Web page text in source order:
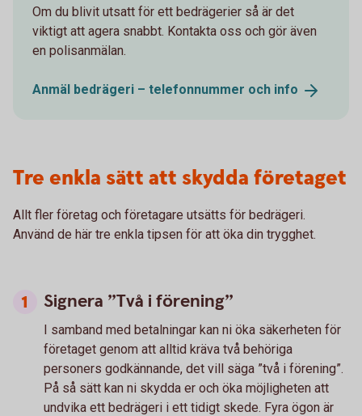
Om du blivit utsatt för ett bedrägerier så är det
viktigt att agera snabbt. Kontakta oss och gör även
en polisanmälan.
Anmäl bedrägeri – telefonnummer och info
Tre enkla sätt att skydda företaget
Allt fler företag och företagare utsätts för bedrägeri.
Använd de här tre enkla tipsen för att öka din trygghet.
Signera ”Två i förening”
I samband med betalningar kan ni öka säkerheten för
företaget genom att alltid kräva två behöriga
personers godkännande, det vill säga ”två i förening”.
På så sätt kan ni skydda er och öka möjligheten att
undvika ett bedrägeri i ett tidigt skede. Fyra ögon är